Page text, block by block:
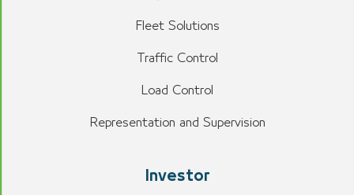
Fleet Solutions
Traffic Control
Load Control
Representation and Supervision
Investor